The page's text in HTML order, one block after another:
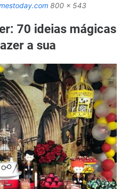
800 x 543
70 ideias mágicas
a sua